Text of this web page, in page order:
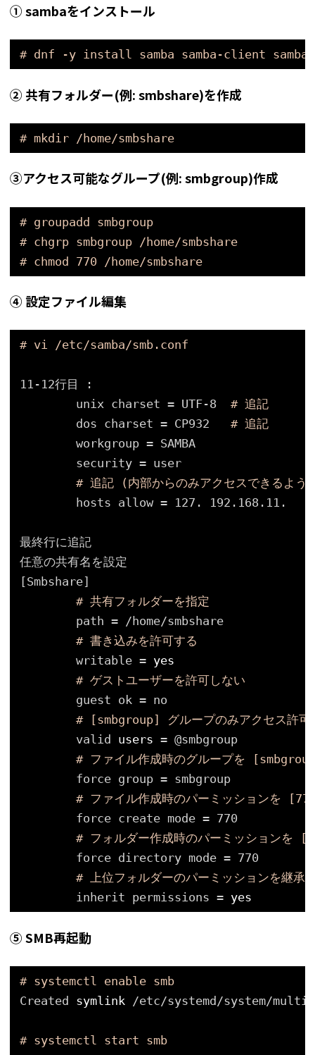
① sambaをインストール
# dnf -y install samba samba-client samba-
➁ 共有フォルダー(例: smbshare)を作成
# mkdir /home/smbshare
➂アクセス可能なグループ(例:smbgroup)作成
# groupadd smbgroup
# chgrp smbgroup /home/smbshare
# chmod 770 /home/smbshare
④ 設定ファイル編集
# vi /etc/samba/smb.conf
11-12行目 :
unix charset = UTF-8 # 追記
dos charset = CP932 # 追記
workgroup = SAMBA
security = user
# 追記 (内部からのみアクセスできるよう
hosts allow = 127. 192.168.11.
最終行に追記
任意の共有名を設定
[Smbshare]
# 共有フォルダーを指定
path = /home/smbshare
# 書き込みを許可する
writable = yes
# ゲストユーザーを許可しない
guest ok = no
# [smbgroup] グループのみアクセス許可
valid users = @smbgroup
# ファイル作成時のグループを
force group = smbgroup
# ファイル作成時のパーミッションを
force create mode = 770
# フォルダー作成時のパーミッションを
force directory mode = 770
# 上位フォルダーのパーミッションを継承
inherit permissions = yes
⑤ SMB再起動
# systemctl enable smb
Created symlink /etc/systemd/system/
# systemctl start smb